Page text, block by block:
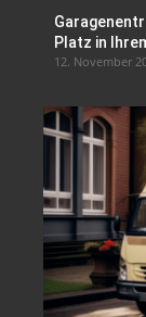
Platz in
12. November